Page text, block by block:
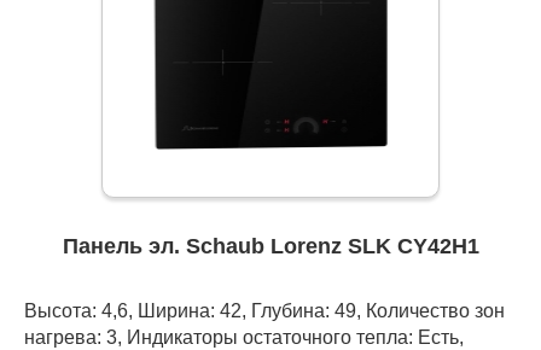
Панель эл. Schaub Lorenz SLK CY42H1
Высота: 4,6, Ширина: 42, Глубина: 49, Количество зон
нагрева: 3, Индикаторы остаточного тепла: Есть,